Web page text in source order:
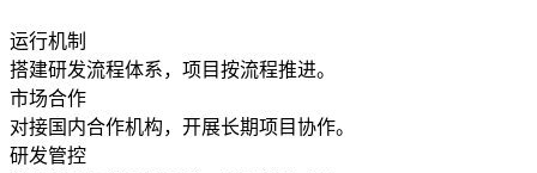
运行机制
搭建研发流程体系，项目按流程推进。
市场合作
对接国内合作机构，开展长期项目协作。
研发管控